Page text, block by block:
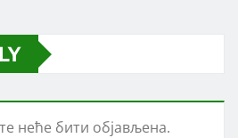
неће бити објављена.